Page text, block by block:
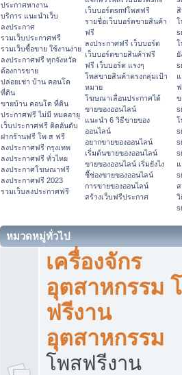
ประกาศหางาน
บริการ แนะนำเว็บ
ลงประกาศ
รวมเว็บประกาศฟรี
รวมเว็บซื้อขาย ใช้งานง่าย
ลงประกาศฟรี ทุกจังหวัด
ต้องการขาย
ปล่อยเช่า บ้าน คอนโด
ที่ดิน
ขายบ้าน คอนโด ที่ดิน
ประกาศฟรี ไม่มี หมดอายุ
เว็บประกาศฟรี ติดอันดับ
ฝากร้านฟรี โพ ส ฟรี
ลงประกาศฟรี กรุงเทพ
ลงประกาศฟรี ทั่วไทย
ลงประกาศโฆษณาฟรี
ลงประกาศฟรี 2023
รวมเว็บลงประกาศฟรี
เว็บบอร์ดsmfโพสฟรี
รายชื่อเว็บบอร์ดขายสินค้า
ฟรี
ลงประกาศฟรี เว็บบอร์ด
เว็บบอร์ดขายสินค้าฟรี
ฟรี เว็บบอร์ด แรงๆ
โพสขายสินค้าตรงกลุ่มเป้า
หมาย
โฆษณาเลื่อนประกาศได้
ขายของออนไลน์
แนะนำ 6 วิธีขายของ
ออนไลน์
อยากขายของออนไลน์
เริ่มต้นขายของออนไลน์
ขายของออนไลน์ เริ่มยังไง
ชี้ช่องขายของออนไลน์
การขายของออนไลน์
สร้างเว็บฟรีประกาศ
โ
ข
โ
ส
วิ
หมวดหมู่ทั่วไป
เครื่องจักร
อุตสาหกรรม
ฟรีงาน
อุตสาหกรรม
โพสฟรีงาน